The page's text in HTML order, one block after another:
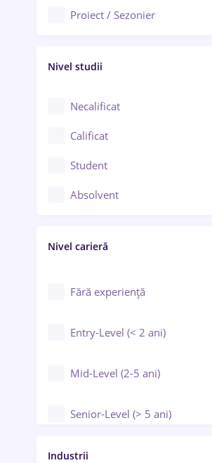
Bistrița (Bistrița-Năsăud)
Automatizări
Cercetare - dezvoltare
Chimie / Biochimie
Confecții / Design vestimentar
Construcții / Instalații
Controlul calității
Educație / Training / Arte
Proiect / Sezonier
Nivel studii
Necalificat
Calificat
Student
Absolvent
Nivel carieră
Fără experiență
Entry-Level (< 2 ani)
Mid-Level (2-5 ani)
Senior-Level (> 5 ani)
Manager / Executiv
Industrii